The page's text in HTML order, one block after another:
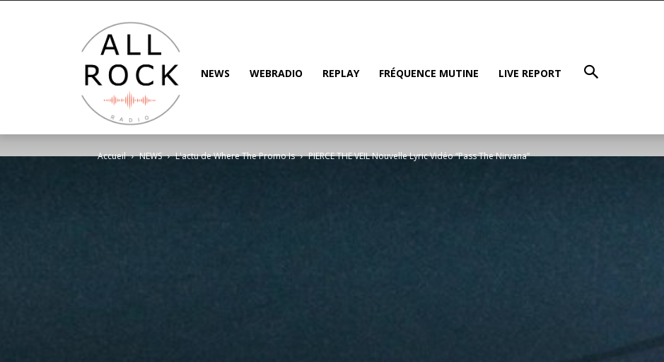
NEWS WEBRADIO REPLAY FRÉQUENCE MUTINE LIVE REPORT
Accueil NEWS L'actu de Where The Promo Is PIERCE THE VEIL Nouvelle Lyric Vidéo “Pass The Nirvana”